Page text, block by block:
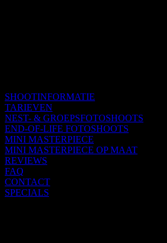
SHOOTINFORMATIE
TARIEVEN
NEST- & GROEPSFOTOSHOOTS
END-OF-LIFE FOTOSHOOTS
MINI MASTERPIECE
MINI MASTERPIECE OP MAAT
REVIEWS
FAQ
CONTACT
SPECIALS